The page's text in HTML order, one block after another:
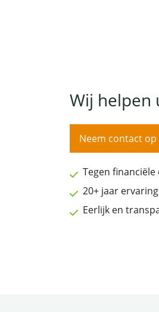
Wij helpen
Neem contact op
Tegen
20+ jaar ervaring
Eerlijk en